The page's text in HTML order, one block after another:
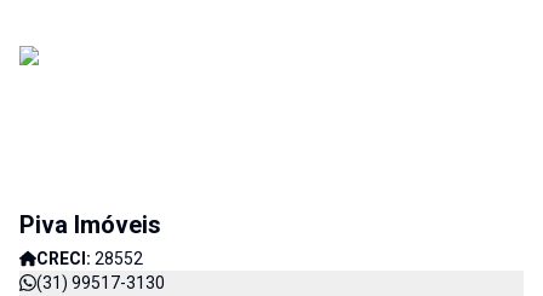
Piva Imóveis
CRECI: 28552
(31) 99517-3130